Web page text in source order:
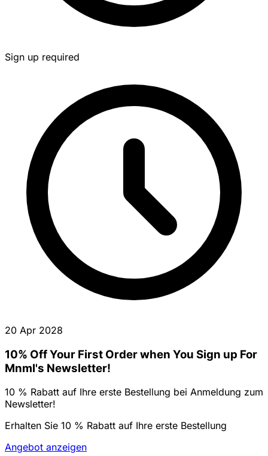
Sign up required
20 Apr 2028
10% Off Your First Order when You Sign up For
Mnml's Newsletter!
10 % Rabatt auf Ihre erste Bestellung bei Anmeldung zum
Newsletter!
Erhalten Sie 10 % Rabatt auf Ihre erste Bestellung
Angebot anzeigen